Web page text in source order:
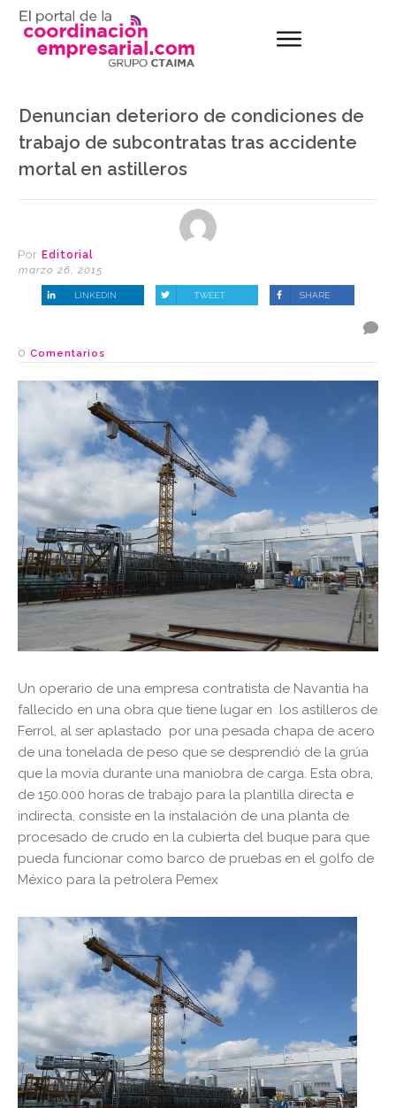
Denuncian deterioro de condiciones de
trabajo de subcontratas tras accidente
mortal en astilleros
Por Editorial
marzo 26, 2015
LINKEDIN TWEET SHARE
0 Comentarios
Un operario de una empresa contratista de Navantia ha
fallecido en una obra que tiene lugar en los astilleros de
Ferrol, al ser aplastado por una pesada chapa de acero
de una tonelada de peso que se desprendió de la grúa
que la movía durante una maniobra de carga. Esta obra,
de 150.000 horas de trabajo para la plantilla directa e
indirecta, consiste en la instalación de una planta de
procesado de crudo en la cubierta del buque para que
pueda funcionar como barco de pruebas en el golfo de
México para la petrolera Pemex